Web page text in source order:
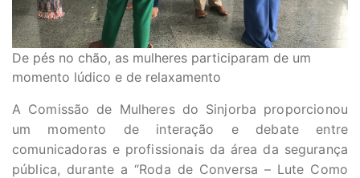
De pés no chão, as mulheres participaram de um
momento lúdico e de relaxamento
A Comissão de Mulheres do Sinjorba proporcionou
um momento de interação e debate entre
comunicadoras e profissionais da área da segurança
pública, durante a “Roda de Conversa – Lute Como